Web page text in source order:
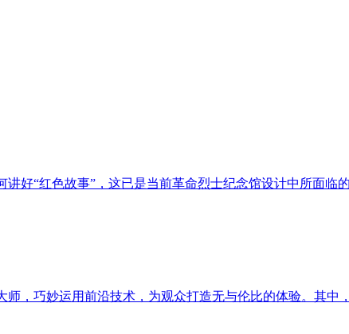
好“红色故事”，这已是当前革命烈士纪念馆设计中所面临
，巧妙运用前沿技术，为观众打造无与伦比的体验。其中